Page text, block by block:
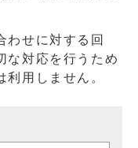
わせに対する回
な対応を行うため
用しません。